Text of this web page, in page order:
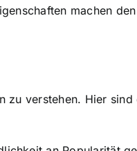
machen
zu verstehen. Hier